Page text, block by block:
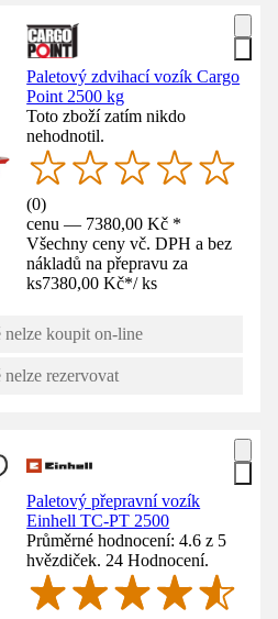
Paletový zdvihací vozík Cargo
Point 2500 kg
Toto zboží zatím nikdo
nehodnotil.
(0)
cenu — 7380,00 Kč *
Všechny ceny vč. DPH a bez
nákladů na přepravu za
ks7380,00 Kč*/ ks
nelze koupit on-line
nelze rezervovat
Paletový přepravní vozík
Einhell TC-PT 2500
Průměrné hodnocení: 4.6 z 5
hvězdiček. 24 Hodnocení.